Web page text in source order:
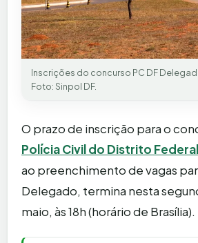
Inscrições do concurso PC DF
Foto: Sinpol DF.
O prazo de inscrição para o
Polícia Civil do Distrito Federal
ao preenchimento de vagas
Delegado, termina nesta
maio, às 18h (horário de Brasília).